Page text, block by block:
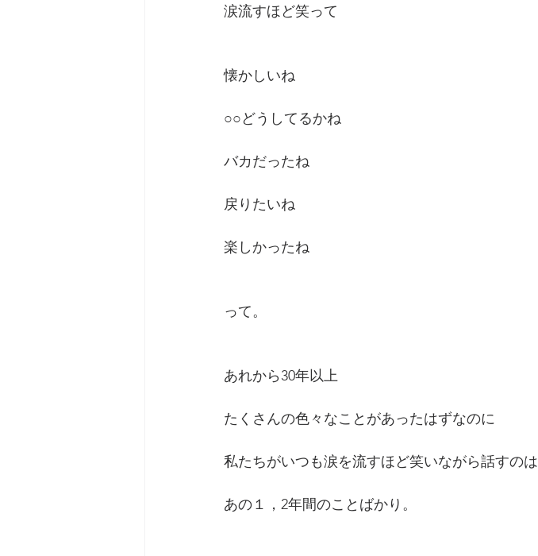
涙流すほど笑って
懐かしいね
○○どうしてるかね
バカだったね
戻りたいね
楽しかったね
って。
あれから30年以上
たくさんの色々なことがあったはずなのに
私たちがいつも涙を流すほど笑いながら話すのは
あの１，2年間のことばかり。